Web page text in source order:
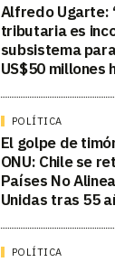
Alfredo Ugarte:
tributaria es
subsistema
US$50 millones
POLÍTICA
El golpe de
ONU: Chile se
Países No
Unidas tras 55
POLÍTICA